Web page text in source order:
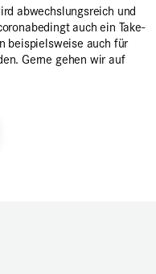
abwechslungsreich und
auch ein Take-
beispielsweise auch für
Gerne gehen wir auf